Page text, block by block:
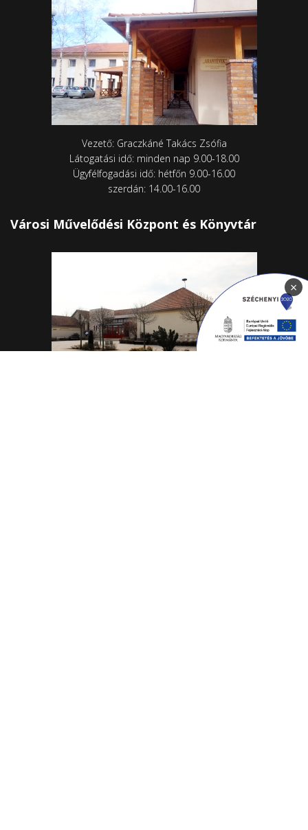
Vezető: Graczkáné Takács Zsófia
Látogatási idő: minden nap 9.00-18.00
Ügyfélfogadási idő: hétfőn 9.00-16.00
szerdán: 14.00-16.00
Városi Művelődési Központ és Könyvtár
×